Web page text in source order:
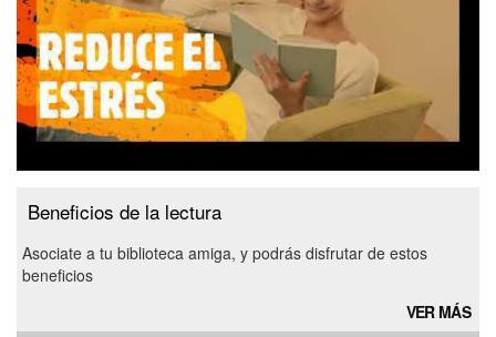
Beneficios de la lectura
Asociate a tu biblioteca amiga, y podrás disfrutar de estos
beneficios
VER MÁS